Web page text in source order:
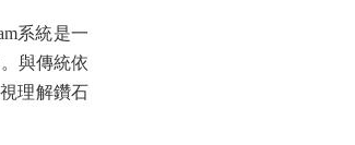
系統是一
與傳統依
理解鑽石